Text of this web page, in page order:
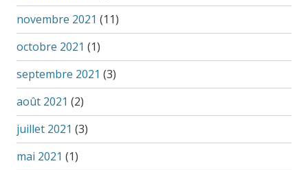
novembre 2021 (11)
octobre 2021 (1)
septembre 2021 (3)
août 2021 (2)
juillet 2021 (3)
mai 2021 (1)